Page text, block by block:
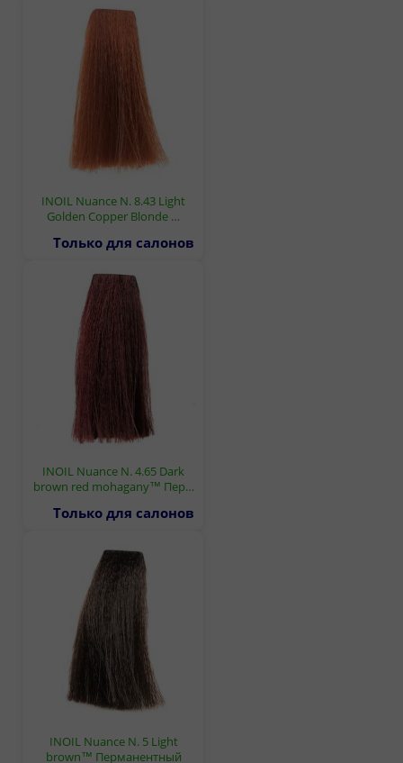
INOIL Nuance N. 8.43 Light
Golden Copper Blonde …
Только для салонов
INOIL Nuance N. 4.65 Dark
brown red mohagany™ Пер…
Только для салонов
INOIL Nuance N. 5 Light
brown™ Перманентный